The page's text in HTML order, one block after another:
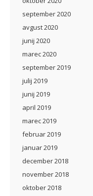
september 2020
avgust 2020
junij 2020
marec 2020
september 2019
julij 2019
junij 2019
april 2019
marec 2019
februar 2019
januar 2019
december 2018
november 2018
oktober 2018